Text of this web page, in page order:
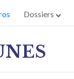
Dossiers